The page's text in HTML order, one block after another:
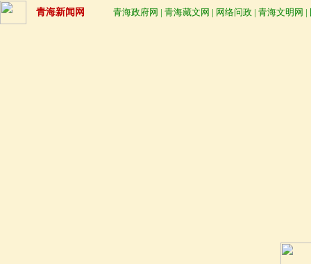
青海新闻网 青海政府网 | 青海藏文网 | 网络问政 | 青海文明网 |